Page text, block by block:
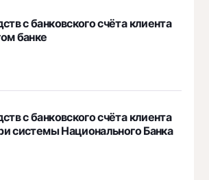
с банковского счёта клиента
банке
с банковского счёта клиента
системы Национального Банка